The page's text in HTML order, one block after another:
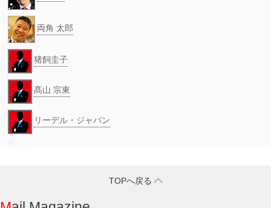
両角 太郎
猪飼圭子
髙山 宗東
リーデル・ジャパン
TOPへ戻る